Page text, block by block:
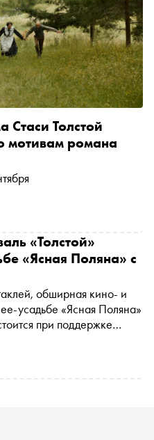
Стаси Толстой
мотивам романа
«Толстой»
«Ясная Поляна» с
обширная кино- и
усадьбе «Ясная Поляна»
при поддержке
проекта выступают